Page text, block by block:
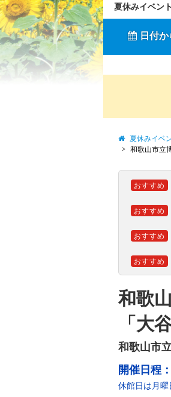
夏休みイベン
日付
夏休みイベ
和歌山市立
おすすめ
おすすめ
おすすめ
おすすめ
和歌
「大
和歌山市
開催日程：
休館日は月曜